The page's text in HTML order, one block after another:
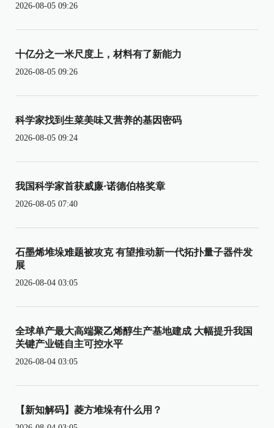
2026-08-05 09:26
十亿分之一米尺度上，材料有了新能力
2026-08-05 09:26
科学家找到生菜美味又营养的基因密码
2026-08-05 09:24
我国科学家首获威廉·诺德伯格奖章
2026-08-05 07:40
石墨烯堆垛难题被攻克 有望推动新一代拓扑量子器件发
展
2026-08-04 03:05
全球单产最大高端聚乙烯醇生产基地建成 大幅提升我国
关键产业链自主可控水平
2026-08-04 03:05
【新知解码】菱方堆垛有什么用？